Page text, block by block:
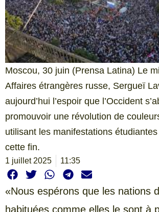
Moscou, 30 juin (Prensa Latina) Le
Affaires étrangères russe, Sergueï
aujourd’hui l’espoir que l’Occident
promouvoir une révolution de
utilisant les manifestations
cette fin.
1 juillet 2025 11:35
«Nous espérons que les nations
habituées comme elles le sont à